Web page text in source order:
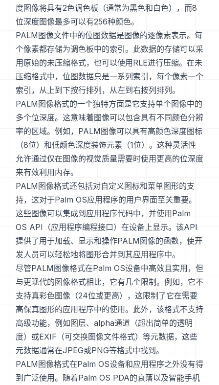
度图像将具有2色调色板（通常为黑色和白色），而8
位深度图像最多可以有256种颜色。
PALM图像文件中的位图数据是图像的逐像素表示。每
个像素都存储为调色板中的索引。此数据的存储可以采
用原始的未压缩格式，也可以使用RLE进行压缩。在未
压缩格式中，位图数据只是一系列索引，每个像素一个
索引，从上到下按行排列，从左到右按列排列。
PALM图像格式的一个独特方面是它支持单个图像中的
多个位深度。这意味着图像可以包含具有不同颜色分辨
率的区域。例如，PALM图像可以具有高颜色深度图标
（8位）和低颜色深度装饰元素（1位）。这种灵活性
允许通过仅在图像的视觉质量需要时使用更高的位深度
来有效利用内存。
PALM图像格式还包括对自定义图标和菜单图形的支
持，这对于Palm OS应用程序的用户界面至关重要。
这些图像可以集成到应用程序代码中，并使用Palm
OS API（应用程序编程接口）在设备上显示。该API
提供了用于加载、显示和操作PALM图像的函数，使开
发人员可以轻松地将图形合并到其应用程序中。
尽管PALM图像格式在Palm OS设备中高效且实用，但
与更现代的图像格式相比，它有几个限制。例如，它不
支持真彩色图像（24位或更高），这限制了它在需要
高保真图形的应用程序中的使用。此外，该格式不支持
高级功能，例如图层、alpha通道（超出简单的透明
度）或EXIF（可交换图像文件格式）等元数据，这些
元数据通常在JPEG或PNG等格式中找到。
PALM图像格式在Palm OS设备和应用程序之外没有得
到广泛使用。随着Palm OS PDA的衰落以及智能手机